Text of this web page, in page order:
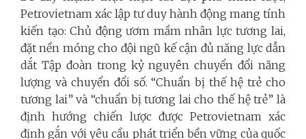
Petrovietnam xác lập tư duy hành động mang tính
kiến tạo: Chủ động ươm mầm nhân lực tương lai,
đặt nền móng cho đội ngũ kế cận đủ năng lực dẫn
dắt Tập đoàn trong kỷ nguyên chuyển đổi năng
lượng và chuyển đổi số. “Chuẩn bị thế hệ trẻ cho
tương lai” và “chuẩn bị tương lai cho thế hệ trẻ” là
định hướng chiến lược được Petrovietnam xác
định gắn với yêu cầu phát triển bền vững của quốc